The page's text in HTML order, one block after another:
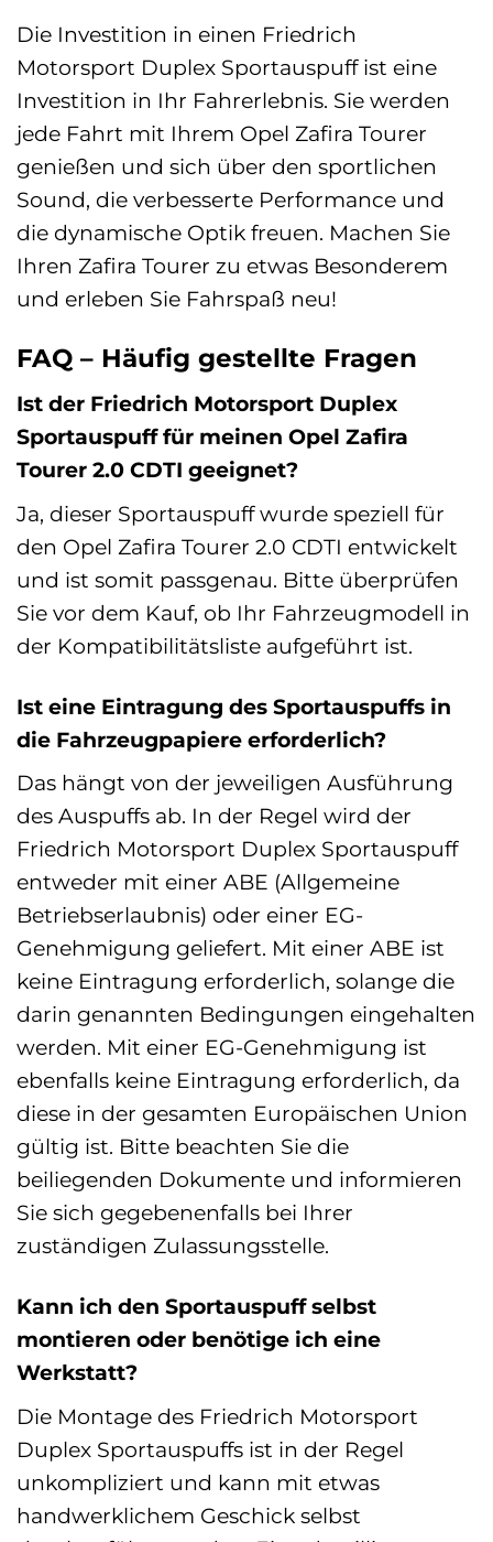
Die Investition in einen Friedrich
Motorsport Duplex Sportauspuff ist eine
Investition in Ihr Fahrerlebnis. Sie werden
jede Fahrt mit Ihrem Opel Zafira Tourer
genießen und sich über den sportlichen
Sound, die verbesserte Performance und
die dynamische Optik freuen. Machen Sie
Ihren Zafira Tourer zu etwas Besonderem
und erleben Sie Fahrspaß neu!
FAQ – Häufig gestellte Fragen
Ist der Friedrich Motorsport Duplex
Sportauspuff für meinen Opel Zafira
Tourer 2.0 CDTI geeignet?
Ja, dieser Sportauspuff wurde speziell für
den Opel Zafira Tourer 2.0 CDTI entwickelt
und ist somit passgenau. Bitte überprüfen
Sie vor dem Kauf, ob Ihr Fahrzeugmodell in
der Kompatibilitätsliste aufgeführt ist.
Ist eine Eintragung des Sportauspuffs in
die Fahrzeugpapiere erforderlich?
Das hängt von der jeweiligen Ausführung
des Auspuffs ab. In der Regel wird der
Friedrich Motorsport Duplex Sportauspuff
entweder mit einer ABE (Allgemeine
Betriebserlaubnis) oder einer EG-
Genehmigung geliefert. Mit einer ABE ist
keine Eintragung erforderlich, solange die
darin genannten Bedingungen eingehalten
werden. Mit einer EG-Genehmigung ist
ebenfalls keine Eintragung erforderlich, da
diese in der gesamten Europäischen Union
gültig ist. Bitte beachten Sie die
beiliegenden Dokumente und informieren
Sie sich gegebenenfalls bei Ihrer
zuständigen Zulassungsstelle.
Kann ich den Sportauspuff selbst
montieren oder benötige ich eine
Werkstatt?
Die Montage des Friedrich Motorsport
Duplex Sportauspuffs ist in der Regel
unkompliziert und kann mit etwas
handwerklichem Geschick selbst